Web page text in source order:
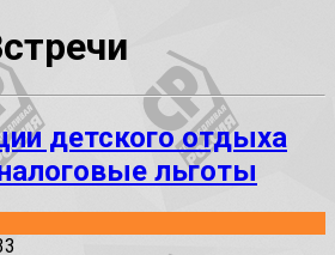
детского отдыха
льготы